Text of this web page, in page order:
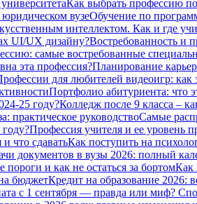
Как выбрать профессию
вузеОбучение по
интеллектом. Как и где
UI/UX дизайну?Востребованность и
самые востребованные
эта профессия?Планирование
для любителей видеоигр: как
Портфолио абитуриента: что
25 году?Колледж после 9 класса –
практическое руководствоСамые
Профессия учителя и ее уровень
что сдаватьКак поступить на
документов в вузы 2026: полный
и как не остаться за бортомКак
бюджетКредит на образование 2026:
с 1 сентября — правда или миф?